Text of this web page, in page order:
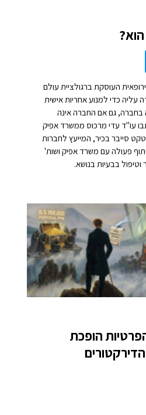
העוסקת ברגולציית עולם
עליה כדי למנוע אחריות אישית
בחברה, גם אם החברה אינה
עו"ד עדי מרכוס ממשרד אפיק
סייבר בכיר, המייעץ לחברות
פעולה עם משרד אפיק ושות'
וטיפול בבעיות בנושא.
הופכת